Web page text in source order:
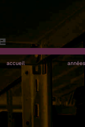
accueil années